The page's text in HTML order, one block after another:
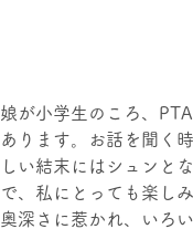
娘が小学生のころ、
あります。お話を聞く
しい結末にはシュンと
で、私にとっても楽し
奥深さに惹かれ、いろ